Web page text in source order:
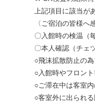
上記項目に該当が
〈ご宿泊の皆様へ
〇入館時の検温（
〇本人確認（チェ
○飛沫拡散防止の
○入館時やフロン
○ご滞在中は客室
○客室外に出られ